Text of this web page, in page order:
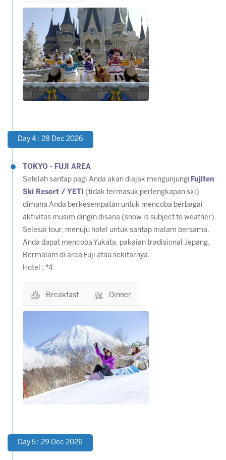
Day 4 : 28 Dec 2026
TOKYO - FUJI AREA
Setelah santap pagi Anda akan diajak mengunjungi Fujiten
Ski Resort / YETI
(tidak termasuk perlengkapan ski)
dimana Anda berkesempatan untuk mencoba berbagai
aktivitas musim dingin disana (snow is subject to weather).
Selesai tour, menuju hotel untuk santap malam bersama.
Anda dapat mencoba Yukata, pakaian tradisional Jepang.
Bermalam di area Fuji atau sekitarnya.
Hotel : *4
Breakfast Dinner
Day 5 : 29 Dec 2026